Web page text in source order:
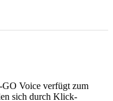
Voice verfügt zum
sich durch Klick-